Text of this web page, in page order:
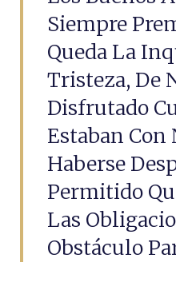
Siempre
Queda La
Tristeza, De
Disfrutado
Estaban Con
Haberse
Permitido
Las
Obstáculo